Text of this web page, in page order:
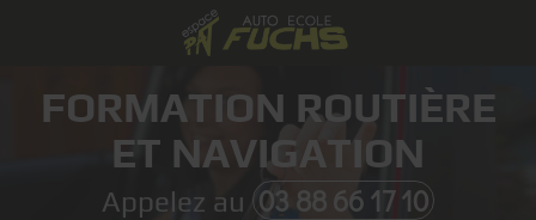
FORMATION ROUTIÈRE
ET NAVIGATION
Appelez au 03 88 66 17 10